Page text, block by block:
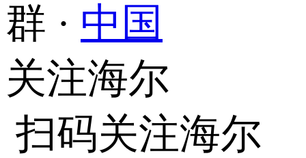
群 · 中国
关注海尔
扫码关注海尔